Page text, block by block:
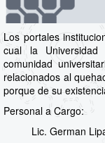
Los portales
cual la
comunidad
relacionados al
porque de su
Personal a Cargo:
Lic. German